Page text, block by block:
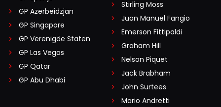
GP Azerbeidzjan
GP Singapore
GP Verenigde Staten
GP Las Vegas
GP Qatar
GP Abu Dhabi
Stirling Moss
Juan Manuel Fangio
Emerson Fittipaldi
Graham Hill
Nelson Piquet
Jack Brabham
John Surtees
Mario Andretti